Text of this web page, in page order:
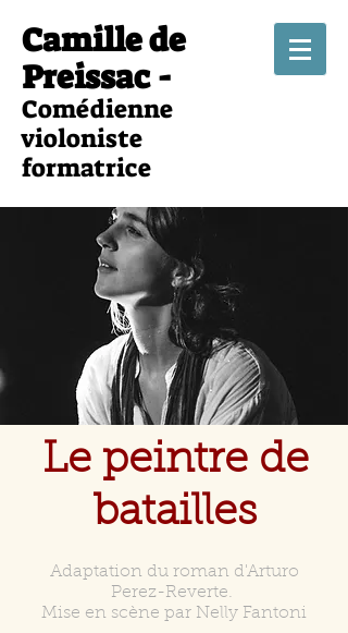
Camille de
Preissac -
Comédienne
violoniste
formatrice
Le peintre de
batailles
Adaptation du roman d'Arturo
Perez-Reverte.
Mise en scène par Nelly Fantoni